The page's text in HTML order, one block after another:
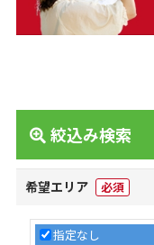
絞込み検索
希望エリア 必須
指定なし